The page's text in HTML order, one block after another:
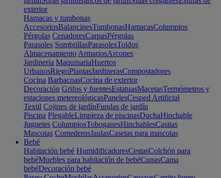
exterior
Hamacas y tumbonas
AccesoriosBalancinesTumbonasHamacasColumpios
Pérgolas CenadoresCarpasPérgolas
Parasoles SombrillasParasolesToldos
Almacenamiento ArmariosArcones
Jardinería MaquinariaHuertos
UrbanosRiegoPlantasJardinerasCompostadores
Cocina BarbacoasCocina de exterior
Decoración Grifos y fuentesEstatuasMacetasTermómetros y
estaciones metereológicasPanelesCesped Artificial
Textil Cojines de jardínFundas de jardín
Piscina PlegableLimpieza de piscinasDuchaHinchable
Juguetes ColumpiosToboganesHinchablesCasitas
Mascotas ComederosJaulasCasetas para mascotas
Bebé
Habitación bebé HumidificadoresCestasColchón para
bebéMuebles para habitación de bebéCunasCama
bebéDecoración bebé